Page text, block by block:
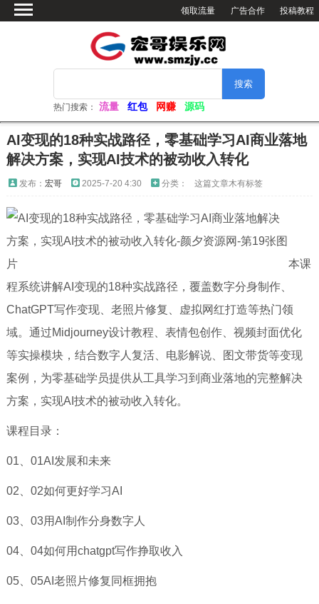
投稿教程
广告合作
领取流量
热门搜索： 流量 红包 网赚 源码
网站源码
电脑壁纸
AI变现的18种实战路径，零基础学习AI商业落地
解决方案，实现AI技术的被动收入转化
发布： 宏哥 2025-7-20 4:30 分类： 这篇文章木有标签
本课
程系统讲解AI变现的18种实战路径，覆盖数字分身制作、
ChatGPT写作变现、老照片修复、虚拟网红打造等热门领
域。通过Midjourney设计教程、表情包创作、视频封面优化
等实操模块，结合数字人复活、电影解说、图文带货等变现
案例，为零基础学员提供从工具学习到商业落地的完整解决
方案，实现AI技术的被动收入转化。
课程目录：
01、01AI发展和未来
02、02如何更好学习AI
03、03用AI制作分身数字人
04、04如何用chatgpt写作挣取收入
05、05AI老照片修复同框拥抱